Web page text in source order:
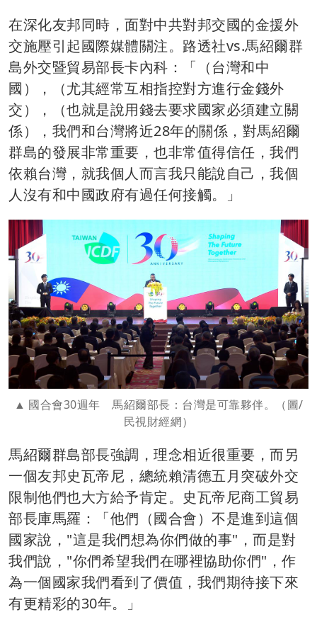
在深化友邦同時，面對中共對邦交國的金援外
交施壓引起國際媒體關注。路透社vs.馬紹爾群
島外交暨貿易部長卡內科：「（台灣和中
國），（尤其經常互相指控對方進行金錢外
交），（也就是說用錢去要求國家必須建立關
係），我們和台灣將近28年的關係，對馬紹爾
群島的發展非常重要，也非常值得信任，我們
依賴台灣，就我個人而言我只能說自己，我個
人沒有和中國政府有過任何接觸。」
國合會30週年 馬紹爾部長：台灣是可靠夥伴。（圖/
民視財經網）
馬紹爾群島部長強調，理念相近很重要，而另
一個友邦史瓦帝尼，總統賴清德五月突破外交
限制他們也大方給予肯定。史瓦帝尼商工貿易
部長庫馬羅：「他們（國合會）不是進到這個
國家說，"這是我們想為你們做的事"，而是對
我們說，"你們希望我們在哪裡協助你們"，作
為一個國家我們看到了價值，我們期待接下來
有更精彩的30年。」